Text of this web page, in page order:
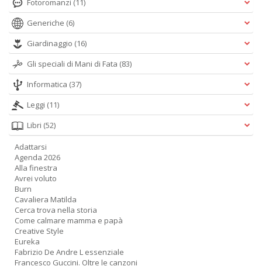
Fotoromanzi (11)
Generiche (6)
Giardinaggio (16)
Gli speciali di Mani di Fata (83)
Informatica (37)
Leggi (11)
Libri (52)
Adattarsi
Agenda 2026
Alla finestra
Avrei voluto
Burn
Cavaliera Matilda
Cerca trova nella storia
Come calmare mamma e papà
Creative Style
Eureka
Fabrizio De Andre L essenziale
Francesco Guccini. Oltre le canzoni